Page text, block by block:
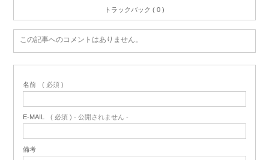
トラックバック ( 0 )
この記事へのコメントはありません。
名前 ( 必須 )
E-MAIL ( 必須 ) - 公開されません -
備考